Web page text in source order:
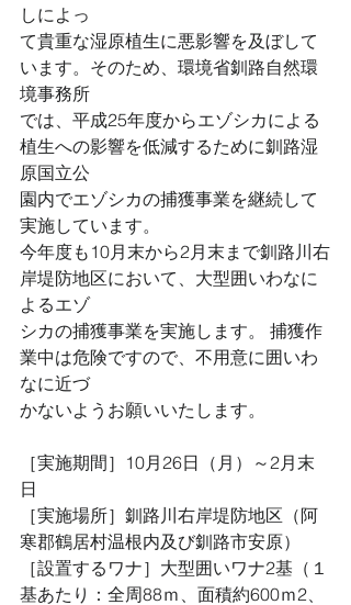
しによっ
て貴重な湿原植生に悪影響を及ぼして
います。そのため、環境省釧路自然環
境事務所
では、平成25年度からエゾシカによる
植生への影響を低減するために釧路湿
原国立公
園内でエゾシカの捕獲事業を継続して
実施しています。
今年度も10月末から2月末まで釧路川右
岸堤防地区において、大型囲いわなに
よるエゾ
シカの捕獲事業を実施します。 捕獲作
業中は危険ですので、不用意に囲いわ
なに近づ
かないようお願いいたします。
［実施期間］10月26日（月）～2月末
日
［実施場所］釧路川右岸堤防地区（阿
寒郡鶴居村温根内及び釧路市安原）
［設置するワナ］大型囲いワナ2基（１
基あたり：全周88ｍ、面積約600ｍ2、